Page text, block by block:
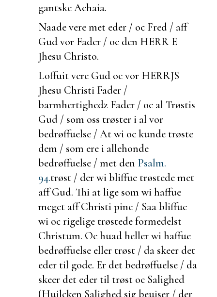
gantske Achaia.
Naade vere met eder / oc Fred / aff
Gud vor Fader / oc den HERR E
Jhesu Christo.
Loffuit vere Gud oc vor HERRJS
Jhesu Christi Fader /
barmhertighedz Fader / oc al Trøstis
Gud / som oss trøster i al vor
bedrøffuelse / At wi oc kunde trøste
dem / som ere i allehonde
bedrøffuelse / met den Psalm.
94.trøst / der wi bliffue trøstede met
aff Gud. Thi at lige som wi haffue
meget aff Christi pine / Saa bliffue
wi oc rigelige trøstede formedelst
Christum. Ochuad heller wi haffue
bedrøffuelse eller trøst / da skeer det
eder til gode. Er det bedrøffuelse / da
skeer det eder til trøst oc Salighed
(Huilcken Salighed sigbeuiser / der